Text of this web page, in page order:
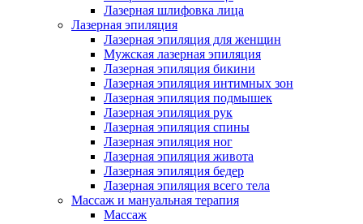
Лазерная шлифовка лица
Лазерная эпиляция
Лазерная эпиляция для женщин
Мужская лазерная эпиляция
Лазерная эпиляция бикини
Лазерная эпиляция интимных зон
Лазерная эпиляция подмышек
Лазерная эпиляция рук
Лазерная эпиляция спины
Лазерная эпиляция ног
Лазерная эпиляция живота
Лазерная эпиляция бедер
Лазерная эпиляция всего тела
Массаж и мануальная терапия
Массаж